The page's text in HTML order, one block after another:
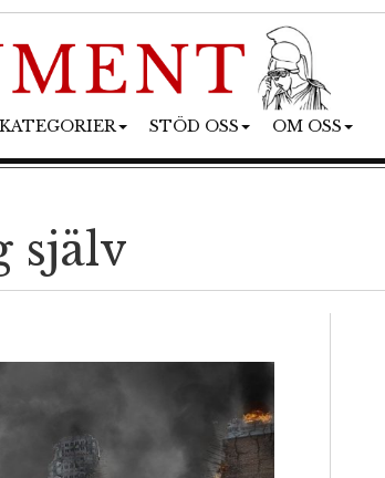
KATEGORIER STÖD OSS OM OSS
själv